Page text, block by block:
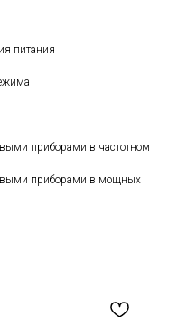
питания
приборами в частотном
приборами в мощных